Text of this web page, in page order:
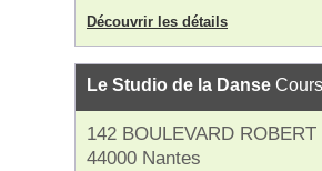
Découvrir les détails
Le Studio de la Danse
142 BOULEVARD
44000 Nantes